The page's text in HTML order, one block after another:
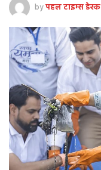
byपहल टाइम्स डेस्क